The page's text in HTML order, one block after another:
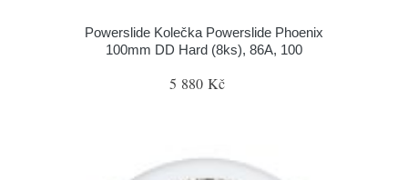
Powerslide Kolečka Powerslide Phoenix
100mm DD Hard (8ks), 86A, 100
5 880 Kč